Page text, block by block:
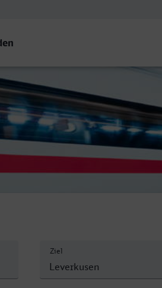
Ziel